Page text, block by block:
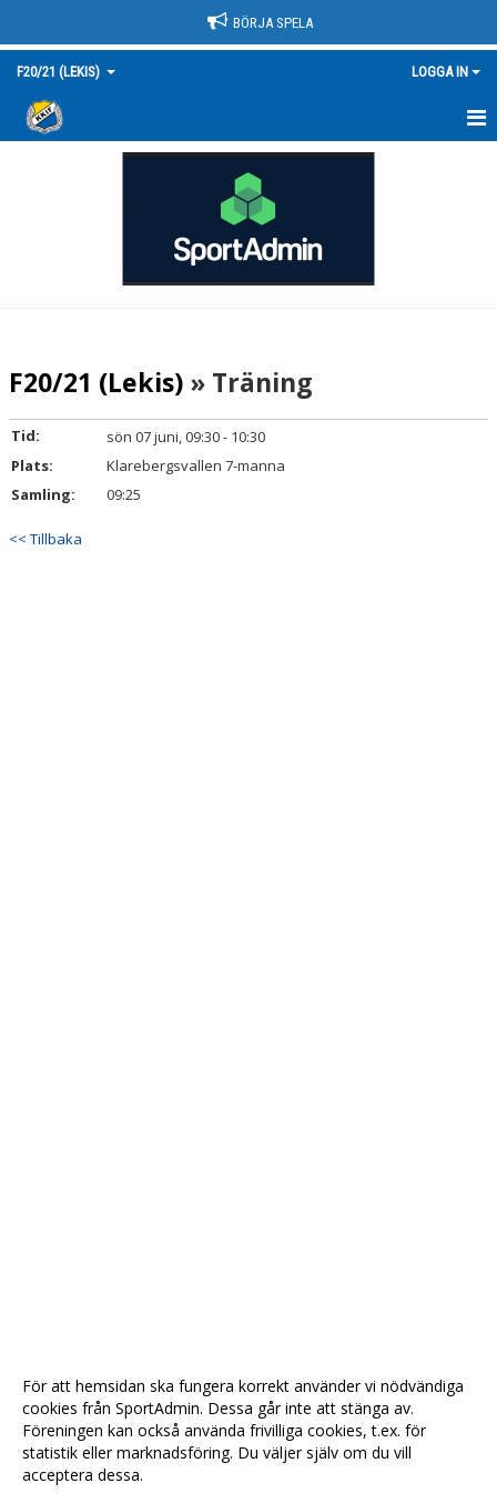
BÖRJA SPELA
F20/21 (LEKIS) LOGGA IN
F20/21 (Lekis) » Träning
Tid:
sön 07 juni, 09:30 - 10:30
Plats:
Klarebergsvallen 7-manna
Samling:
09:25
<< Tillbaka
För att hemsidan ska fungera korrekt använder vi nödvändiga
cookies från SportAdmin. Dessa går inte att stänga av.
Föreningen kan också använda frivilliga cookies, t.ex. för
statistik eller marknadsföring. Du väljer själv om du vill
acceptera dessa.